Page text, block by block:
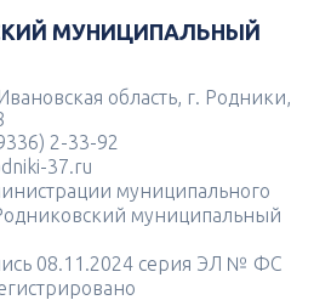
МУНИЦИПАЛЬНЫЙ
область, г. Родники,
2-33-92
37.ru
муниципального
муниципальный
08.11.2024 серия ЭЛ № ФС